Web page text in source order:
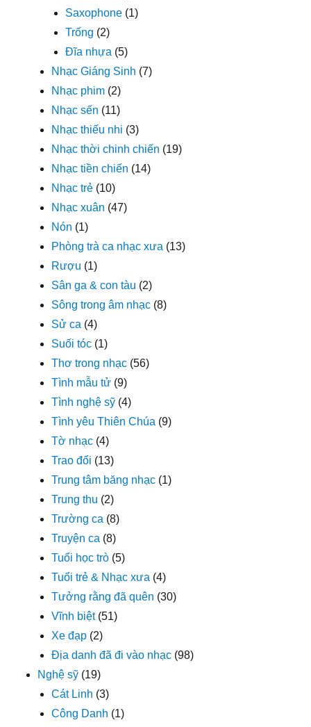
Saxophone (1)
Trống (2)
Đĩa nhựa (5)
Nhạc Giáng Sinh (7)
Nhạc phim (2)
Nhạc sến (11)
Nhạc thiếu nhi (3)
Nhạc thời chinh chiến (19)
Nhạc tiền chiến (14)
Nhạc trẻ (10)
Nhạc xuân (47)
Nón (1)
Phòng trà ca nhạc xưa (13)
Rượu (1)
Sân ga & con tàu (2)
Sông trong âm nhạc (8)
Sử ca (4)
Suối tóc (1)
Thơ trong nhạc (56)
Tình mẫu tử (9)
Tình nghệ sỹ (4)
Tình yêu Thiên Chúa (9)
Tờ nhạc (4)
Trao đổi (13)
Trung tâm băng nhạc (1)
Trung thu (2)
Trường ca (8)
Truyện ca (8)
Tuổi học trò (5)
Tuổi trẻ & Nhạc xưa (4)
Tưởng rằng đã quên (30)
Vĩnh biệt(51)
Xe đạp (2)
Địa danh đã đi vào nhạc (98)
Nghệ sỹ (19)
Cát Linh (3)
Công Danh (1)